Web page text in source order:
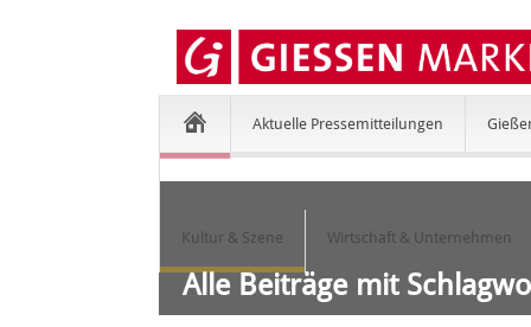
Aktuelle Pressemitteilungen
Kultur & Szene Wirtschaft & Unternehmen
Alle Beiträge mit